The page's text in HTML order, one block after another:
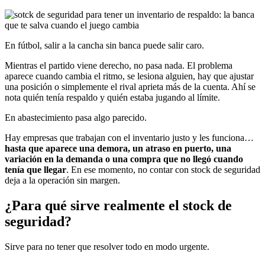
En fútbol, salir a la cancha sin banca puede salir caro.
Mientras el partido viene derecho, no pasa nada. El problema
aparece cuando cambia el ritmo, se lesiona alguien, hay que ajustar
una posición o simplemente el rival aprieta más de la cuenta. Ahí se
nota quién tenía respaldo y quién estaba jugando al límite.
En abastecimiento pasa algo parecido.
Hay empresas que trabajan con el inventario justo y les funciona…
hasta que aparece una demora, un atraso en puerto, una
variación en la demanda o una compra que no llegó cuando
tenía que llegar. En ese momento, no contar con stock de seguridad
deja a la operación sin margen.
¿Para qué sirve realmente el stock de
seguridad?
Sirve para no tener que resolver todo en modo urgente.